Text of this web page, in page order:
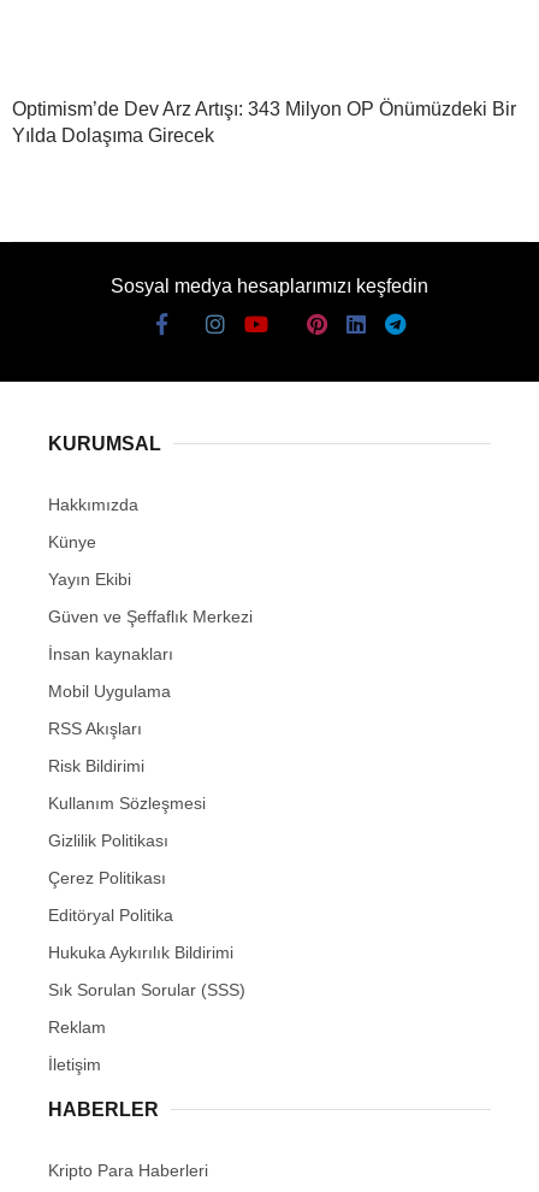
Optimism’de Dev Arz Artışı: 343 Milyon OP Önümüzdeki Bir
Yılda Dolaşıma Girecek
Sosyal medya hesaplarımızı keşfedin
KURUMSAL
Hakkımızda
Künye
Yayın Ekibi
Güven ve Şeffaflık Merkezi
İnsan kaynakları
Mobil Uygulama
RSS Akışları
Risk Bildirimi
Kullanım Sözleşmesi
Gizlilik Politikası
Çerez Politikası
Editöryal Politika
Hukuka Aykırılık Bildirimi
Sık Sorulan Sorular (SSS)
Reklam
İletişim
HABERLER
Kripto Para Haberleri